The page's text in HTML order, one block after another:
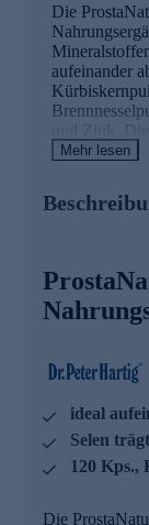
Die
aufeinander
und Zink.
Selen
Zink trägt
Mehr lesen
ideal
Selen
120 Kps.,
Die